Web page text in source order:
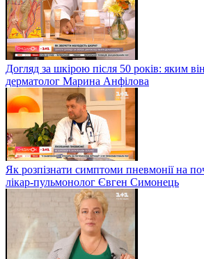
Догляд за шкірою після 50 років: яким
дерматолог Марина Анфілова
Як розпізнати симптоми пневмонії на
лікар-пульмонолог Євген Симонець